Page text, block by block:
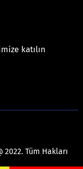
katılın
Tüm Hakları